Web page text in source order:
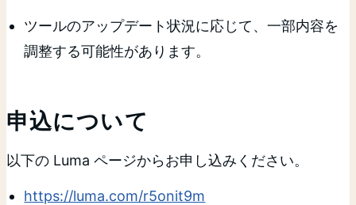
ツールのアップデート状況に応じて、一部内容を
調整する可能性があります。
申込について
以下の Luma ページからお申し込みください。
https://luma.com/r5onit9m